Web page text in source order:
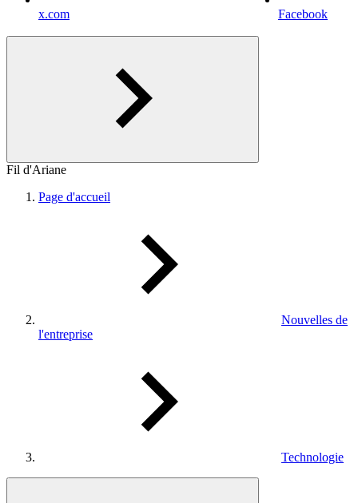
x.com Facebook
Fil d'Ariane
Page d'accueil
Nouvelles de
l'entreprise
Technologie